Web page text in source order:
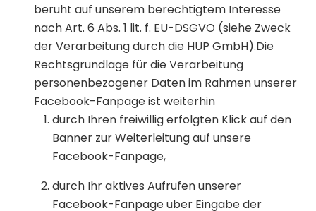
beruht auf unserem berechtigtem Interesse
nach Art. 6 Abs. 1 lit. f. EU-DSGVO (siehe Zweck
der Verarbeitung durch die HUP GmbH).Die
Rechtsgrundlage für die Verarbeitung
personenbezogener Daten im Rahmen unserer
Facebook-Fanpage ist weiterhin
durch Ihren freiwillig erfolgten Klick auf den
Banner zur Weiterleitung auf unsere
Facebook-Fanpage,
durch Ihr aktives Aufrufen unserer
Facebook-Fanpage über Eingabe der